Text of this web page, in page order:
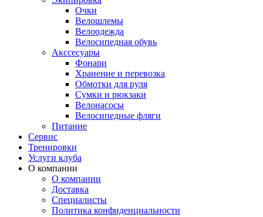
Очки
Велошлемы
Велоодежда
Велосипедная обувь
Акссесуары
Фонари
Хранение и перевозка
Обмотки для руля
Сумки и рюкзаки
Велонасосы
Велосипедные фляги
Питание
Сервис
Тренировки
Услуги клуба
О компании
О компании
Доставка
Специалисты
Политика конфиденциальности